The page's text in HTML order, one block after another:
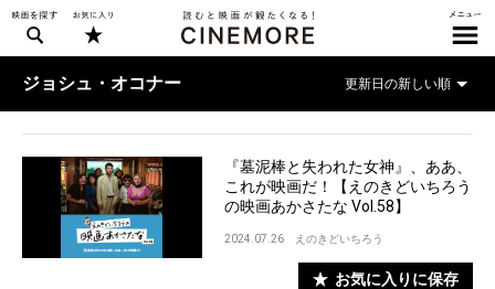
ジョシュ・オコナー
『墓泥棒と失われた女神』、ああ、
これが映画だ！【えのきどいちろう
の映画あかさたな Vol.58】
2024.07.26 えのきどいちろう
お気に入りに保存